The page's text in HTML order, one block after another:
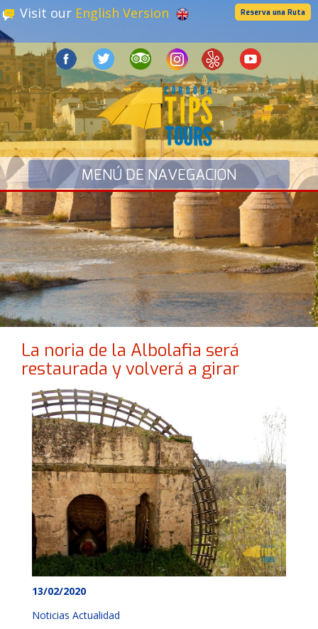
Visit our English Version Reserva una Ruta
La noria de la Albolafia será
restaurada y volverá a girar
13/02/2020
Noticias Actualidad